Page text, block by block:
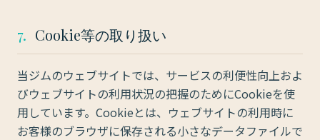
7. Cookie等の取り扱い
当ジムのウェブサイトでは、サービスの利便性向上およ
びウェブサイトの利用状況の把握のためにCookieを使
用しています。Cookieとは、ウェブサイトの利用時に
お客様のブラウザに保存される小さなデータファイルで